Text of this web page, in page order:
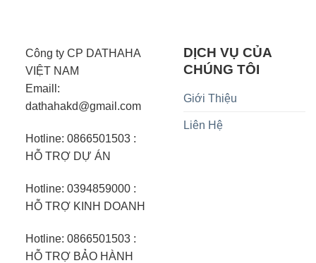
Công ty CP DATHAHA
VIỆT NAM
Emaill:
dathahakd@gmail.com
Hotline: 0866501503 :
HỖ TRỢ DỰ ÁN
Hotline: 0394859000 :
HỖ TRỢ KINH DOANH
Hotline: 0866501503 :
HỖ TRỢ BẢO HÀNH
DỊCH VỤ CỦA
CHÚNG TÔI
Giới Thiệu
Liên Hệ